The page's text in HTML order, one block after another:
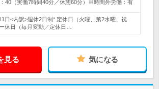
40（実働7時間40分／休憩60分）※時間外労働：有
日<内訳>週休2日制* 定休日（火曜、第2水曜、祝
休日（毎月変動／定休日…
見る 気になる